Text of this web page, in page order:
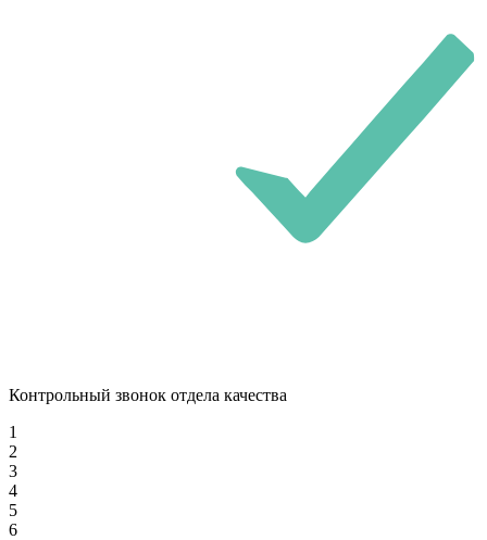
Контрольный звонок отдела качества
1
2
3
4
5
6